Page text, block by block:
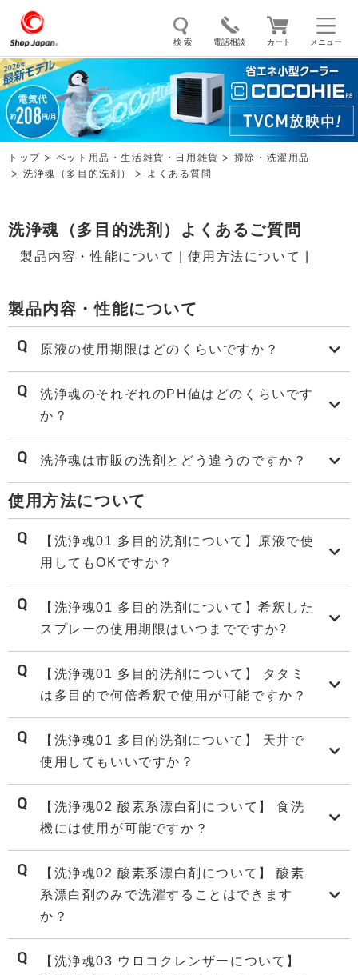
メニュー
検 索 電話相談 カート
トゥルースリーパー ソイリッチ ここひえ 枕
掃除機 クッキングプロ マイキュット
エアコン オーラルスマイル
トップ ペット用品・生活雑貨・日用雑貨
掃除・洗濯用品
洗浄魂（多目的洗剤）
よくある質問
洗浄魂（多目的洗剤）よくあるご質問
製品内容・性能について 使用方法について
製品内容・性能について
原液の使用期限はどのくらいですか？
洗浄魂のそれぞれのPH値はどのくらいです
か？
洗浄魂は市販の洗剤とどう違うのですか？
使用方法について
【洗浄魂01 多目的洗剤について】原液で使
用してもOKですか？
【洗浄魂01 多目的洗剤について】希釈した
スプレーの使用期限はいつまでですか?
【洗浄魂01 多目的洗剤について】 タタミ
は多目的で何倍希釈で使用が可能ですか？
【洗浄魂01 多目的洗剤について】 天井で
使用してもいいですか？
【洗浄魂02 酸素系漂白剤について】 食洗
機には使用が可能ですか？
【洗浄魂02 酸素系漂白剤について】 酸素
系漂白剤のみで洗濯することはできます
か？
【洗浄魂03 ウロコクレンザーについて】